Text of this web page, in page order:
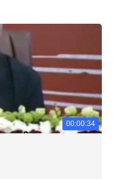
00:00:34